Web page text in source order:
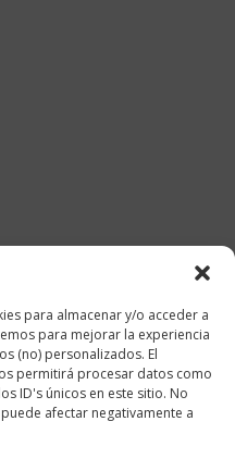
para almacenar y/o acceder a
para mejorar la experiencia
(no) personalizados. El
permitirá procesar datos como
ID's únicos en este sitio. No
afectar negativamente a